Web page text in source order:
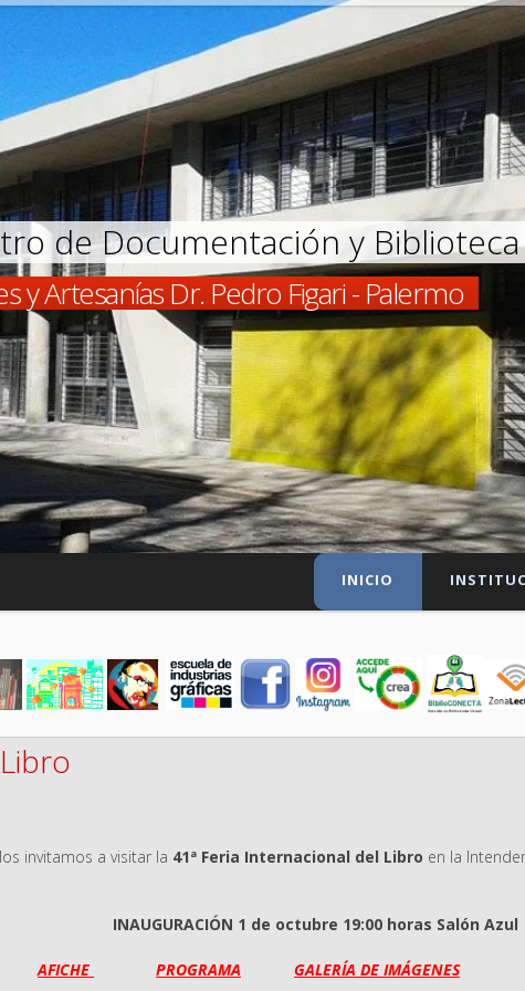
de Documentación y
y Artesanías Dr. Pedro Figari - Palermo
INICIO
invitamos a visitar la 41ª Feria Internacional del Libro en la
INAUGURACIÓN 1 de octubre 19:00 horas Salón Azul
AFICHE PROGRAMA GALERÍA DE IMÁGENES